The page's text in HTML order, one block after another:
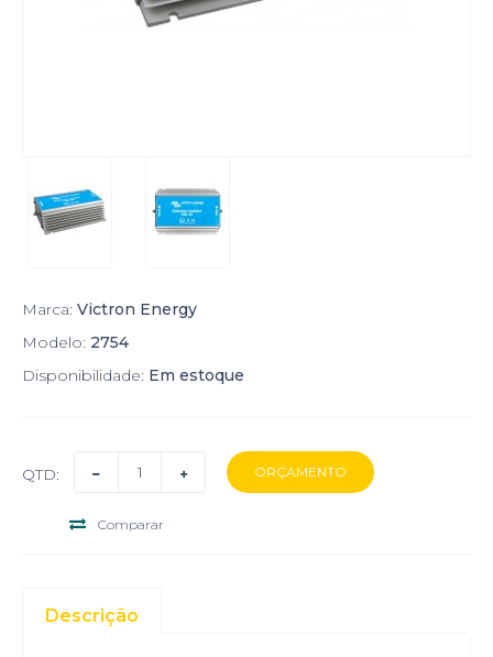
Marca: Victron Energy
Modelo: 2754
Disponibilidade: Em estoque
QTD:
Comparar
Descrição